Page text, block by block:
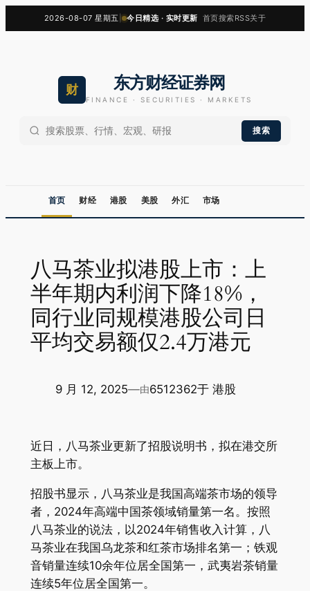
至
2026-08-07 星期五 | 今日精选 · 实时更新 首页搜索RSS关于
财 东方财经证券网
FINANCE · SECURITIES · MARKETS
搜索
首页 财经 港股 美股 外汇 市场
八马茶业拟港股上市：上
半年期内利润下降18%，
同行业同规模港股公司日
平均交易额仅2.4万港元
9 月 12, 2025—由6512362于 港股
近日，八马茶业更新了招股说明书，拟在港交所
主板上市。
招股书显示，八马茶业是我国高端茶市场的领导
者，2024年高端中国茶领域销量第一名。按照
八马茶业的说法，以2024年销售收入计算，八
马茶业在我国乌龙茶和红茶市场排名第一 ；铁观
音销量连续10余年位居全国第一 ，武夷岩茶销量
连续5年位居全国第一。